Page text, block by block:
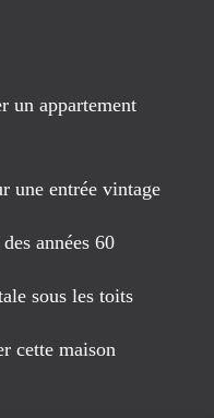
un appartement
une entrée vintage
années 60
sous les toits
cette maison